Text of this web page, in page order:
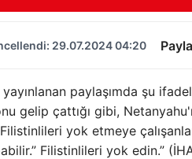
29.07.2024 04:20
yayınlanan paylaşımda şu
gelip çattığı gibi,
yok etmeye
Filistinlileri yok edin.”